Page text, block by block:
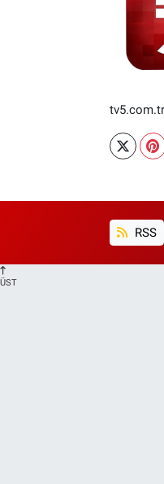
tv5.com.tr
RSS
ÜST